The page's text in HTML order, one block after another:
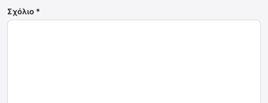
Σχόλιο *